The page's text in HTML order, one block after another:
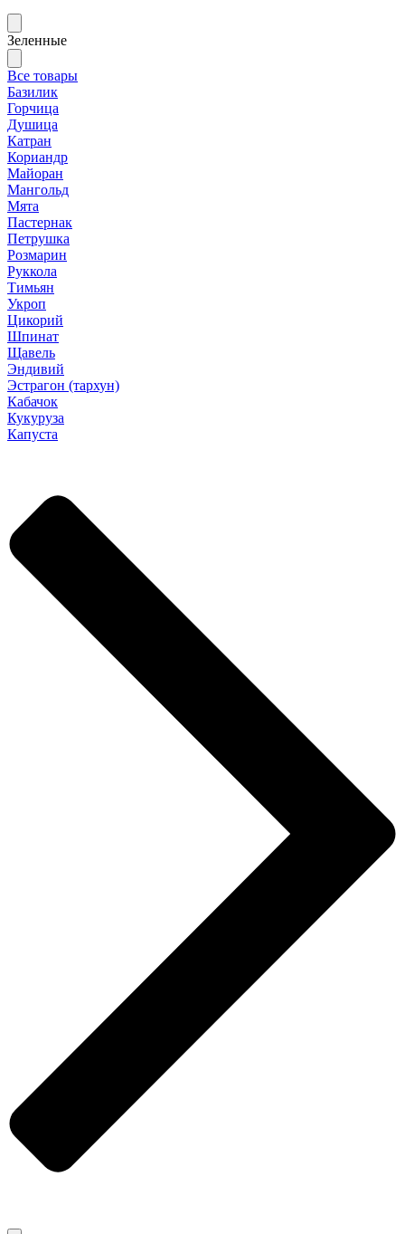
Зеленные
Все товары
Базилик
Горчица
Душица
Катран
Кориандр
Майоран
Мангольд
Мята
Пастернак
Петрушка
Розмарин
Руккола
Тимьян
Укроп
Цикорий
Шпинат
Щавель
Эндивий
Эстрагон (тархун)
Кабачок
Кукуруза
Капуста